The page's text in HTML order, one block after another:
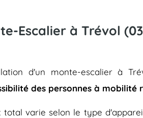
Escalier à Trévol
d'un monte-escalier à
des personnes à mobilité
total varie selon le type